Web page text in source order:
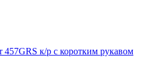
к/р с коротким рукавом